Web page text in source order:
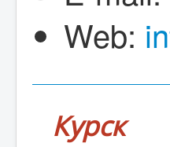
Web:
Курск